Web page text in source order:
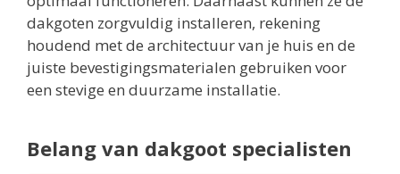
dakgoten zorgvuldig installeren, rekening
houdend met de architectuur van je huis en de
juiste bevestigingsmaterialen gebruiken voor
een stevige en duurzame installatie.
Belang van dakgoot specialisten